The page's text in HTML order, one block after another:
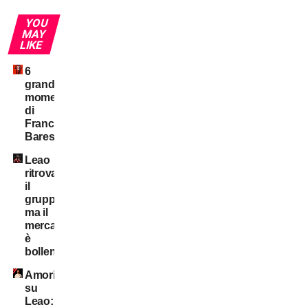
YOU
MAY
LIKE
6
grandi
momenti
di
Franco
Baresi
Leao
ritrova
il
gruppo,
ma il
mercato
è
bollente
Amorim
su
Leao:”Resta